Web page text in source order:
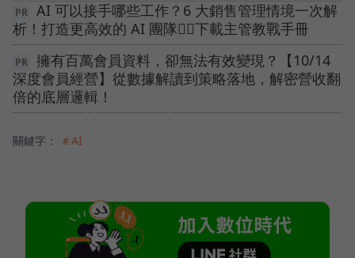
AI 可以接手哪些工作？6 大銷售管理情境一次解
析！打造更高效的 AI 團隊👉🏻下載主管教戰手冊
擁有百萬會員資料，卻無法有效變現？【10/14
深度會員經營】從數據解讀到策略落地，解密營收翻
倍的底層邏輯！
關鍵字： ＃AI